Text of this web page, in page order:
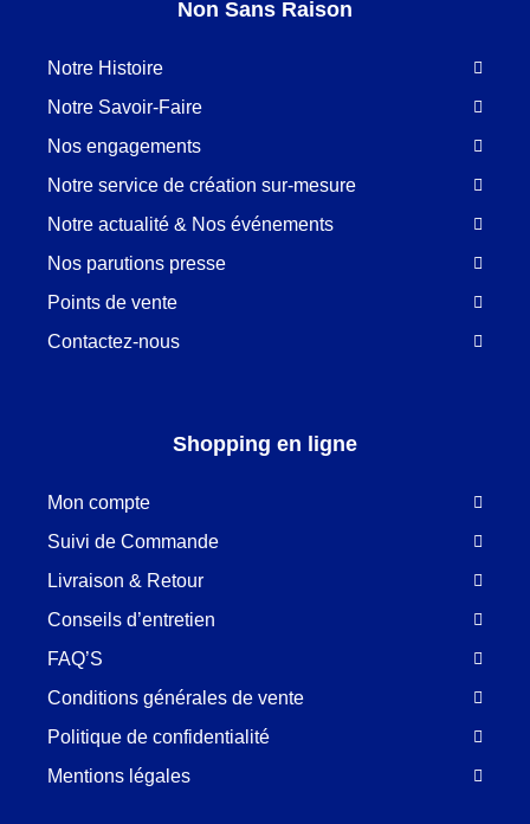
Non Sans Raison
Notre Histoire
Notre Savoir-Faire
Nos engagements
Notre service de création sur-mesure
Notre actualité & Nos événements
Nos parutions presse
Points de vente
Contactez-nous
Shopping en ligne
Mon compte
Suivi de Commande
Livraison & Retour
Conseils d’entretien
FAQ’S
Conditions générales de vente
Politique de confidentialité
Mentions légales